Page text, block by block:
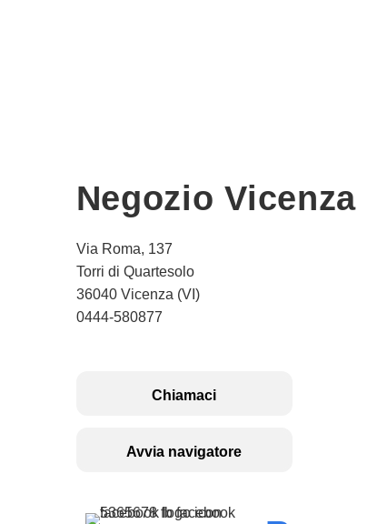
Negozio Vicenza
Via Roma, 137
Torri di Quartesolo
36040 Vicenza (VI)
0444-580877
Chiamaci
Avvia navigatore